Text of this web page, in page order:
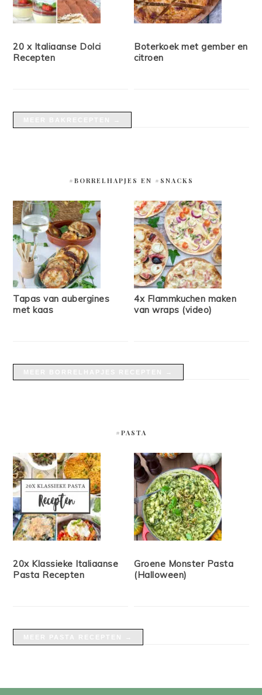
20 x Italiaanse Dolci
Recepten
Boterkoek met gember en
citroen
#BORRELHAPJES EN #SNACKS
Tapas van aubergines
met kaas
4x Flammkuchen maken
van wraps (video)
#PASTA
20x Klassieke Italiaanse
Pasta Recepten
Groene Monster Pasta
(Halloween)